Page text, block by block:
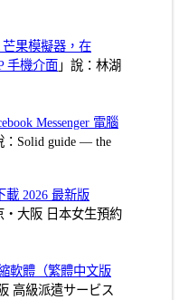
芒果模擬器，在
手機介面 」說：林湖
Messenger 電腦
：Solid guide — the
2026 最新版
・大阪 日本女生預約
軟體（繁體中文版
高級派遣サービス